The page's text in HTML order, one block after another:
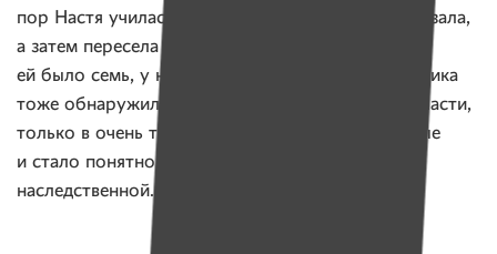
пор Настя училась жить по-новому. Сначала ползала,
а затем пересела в инвалидную коляску. А когда
ей было семь, у нее родился брат Саша. У мальчика
тоже обнаружили такое же заболевание, как у Насти,
только в очень тяжелой форме. Тогда-то впервые
и стало понятно, что болезнь является
наследственной.